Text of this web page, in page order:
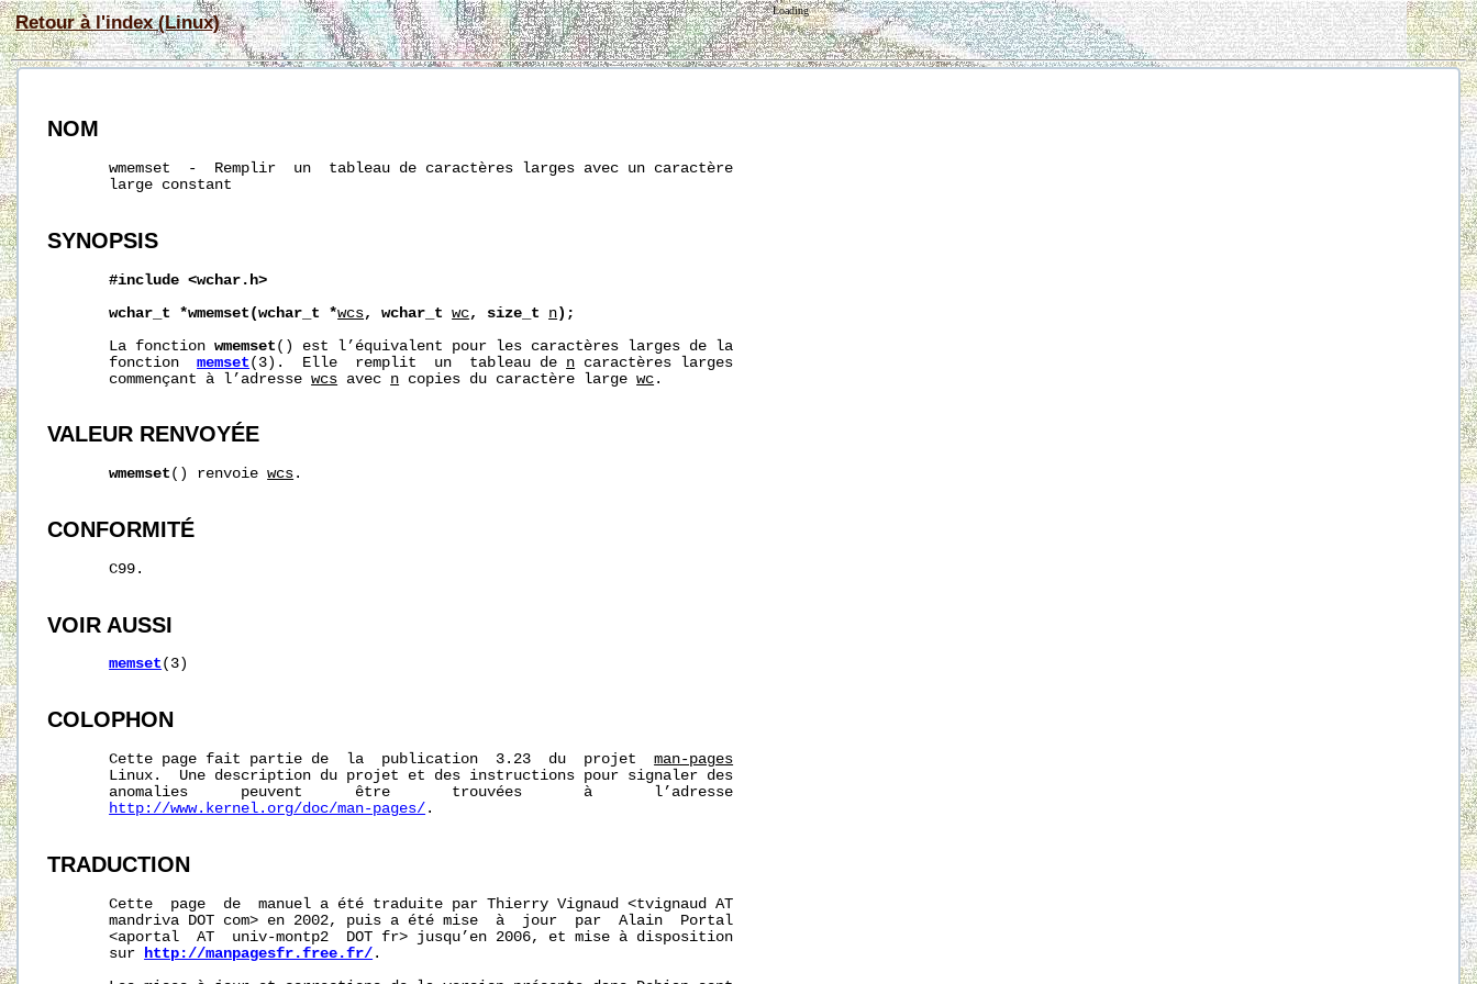
Retour à l'index (Linux)
Loading
NOM
       wmemset  -  Remplir  un  tableau de caractères larges avec un caractère
       large constant
SYNOPSIS
#include <wchar.h>
wchar_t
*wmemset(wchar_t *wcs, wchar_t wc, size_t n);
       La fonction
wmemset () est l’équivalent pour les caractères larges de la
       fonction
memset (3).  Elle  remplit  un  tableau de n caractères larges
       commençant à l’adresse
wcs avec n copies du caractère large wc .
VALEUR RENVOYÉE
wmemset () renvoie wcs .
CONFORMITÉ
       C99.
VOIR AUSSI
memset (3)
COLOPHON
       Cette page fait partie de  la  publication  3.23  du  projet
man-pages
       Linux.  Une description du projet et des instructions pour signaler des
       anomalies      peuvent      être       trouvées       à       l’adresse
http://www.kernel.org/doc/man-pages/ .
TRADUCTION
       Cette  page  de  manuel a été traduite par Thierry Vignaud <tvignaud AT
       mandriva DOT com> en 2002, puis a été mise  à  jour  par  Alain  Portal
       <aportal  AT  univ-montp2  DOT fr> jusqu’en 2006, et mise à disposition
       sur
http://manpagesfr.free.fr/ .